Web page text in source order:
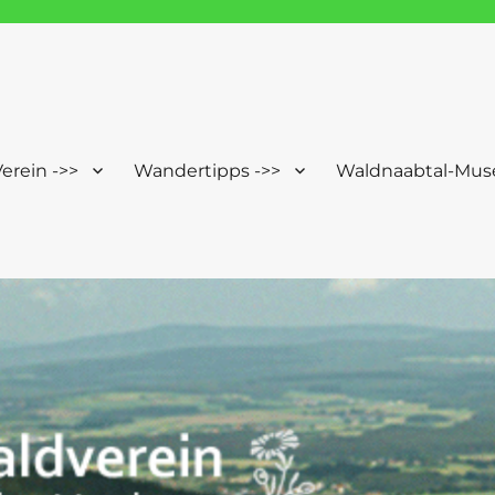
->> Wandertipps ->> Waldnaabtal-